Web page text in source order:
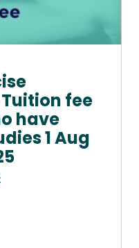
fee
have
1 Aug
Hintaluokka: